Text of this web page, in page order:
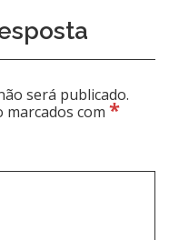
será publicado.
marcados com*